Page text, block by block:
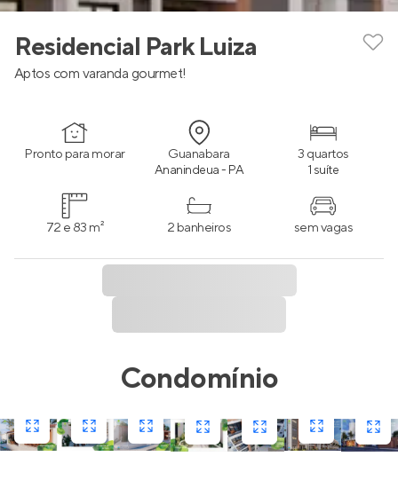
Residencial Park Luiza
Aptos com varanda gourmet!
Pronto para morar Guanabara
Ananindeua - PA
3 quartos
1 suíte
72 e 83 m² 2 banheiros sem vagas
Condomínio